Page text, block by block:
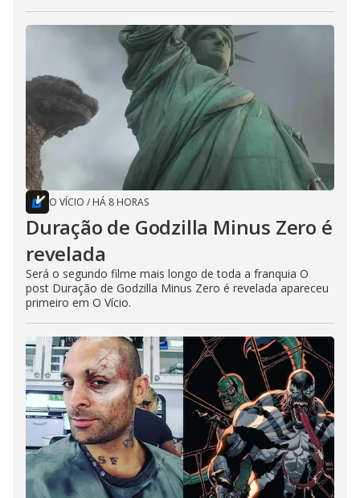
O VÍCIO / HÁ 8 HORAS
Duração de Godzilla Minus Zero é
revelada
Será o segundo filme mais longo de toda a franquia O
post Duração de Godzilla Minus Zero é revelada apareceu
primeiro em O Vício.